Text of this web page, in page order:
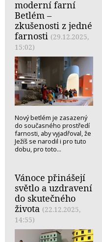
moderní farní
Betlém –
zkušenosti z jedné
farnosti (29.12.2025,
15:02)
Nový betlém je zasazený
do současného prostředí
farnosti, aby vyjadřoval, že
Ježíš se narodil i pro tuto
dobu, pro toto...
Vánoce přinášejí
světlo a uzdravení
do skutečného
života (22.12.2025,
14:55)